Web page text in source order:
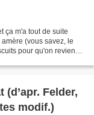
ça m'a tout de suite
(vous savez, le
pour qu'on revienne
(d’apr. Felder,
modif.)